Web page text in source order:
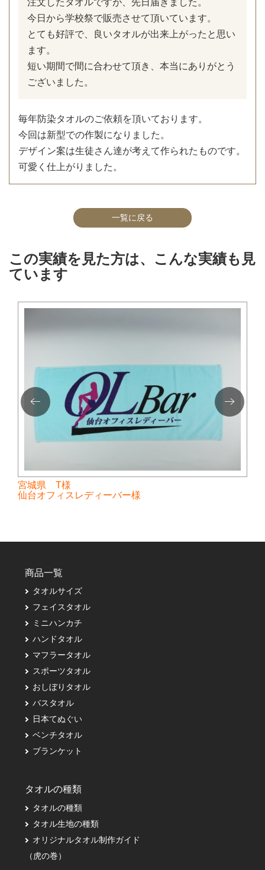
今日から学校祭で販売させて頂いています。
とても好評で、良いタオルが出来上がったと思い
ます。
短い期間で間に合わせて頂き、本当にありがとう
ございました。
毎年防染タオルのご依頼を頂いております。
今回は新型での作製になりました。
デザイン案は生徒さん達が考えて作られたものです。
可愛く仕上がりました。
一覧に戻る
この実績を見た方は、こんな実績も見
ています
宮城県 T様
仙台オフィスレディーバー様
商品一覧
タオルサイズ
フェイスタオル
ミニハンカチ
ハンドタオル
マフラータオル
スポーツタオル
おしぼりタオル
バスタオル
日本てぬぐい
ベンチタオル
ブランケット
タオルの種類
タオルの種類
タオル生地の種類
オリジナルタオル制作ガイド
（虎の巻）